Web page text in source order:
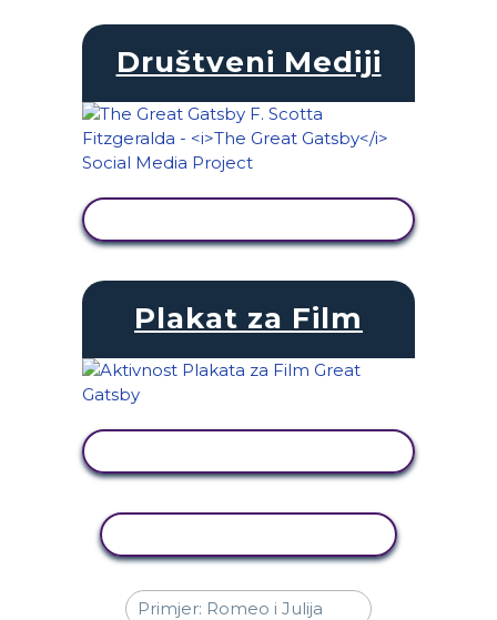
Društveni Mediji
Plakat za Film